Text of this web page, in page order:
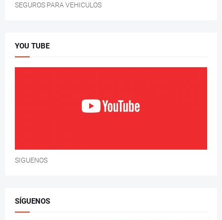
SEGUROS PARA VEHICULOS
YOU TUBE
SIGUENOS
SÍGUENOS